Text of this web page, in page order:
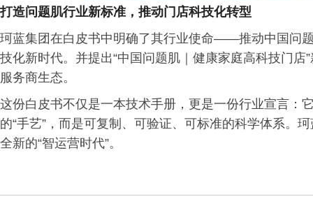
打造问题肌行业新标准，推动门店科技化转型
珂蓝集团在白皮书中明确了其行业使命——推动中国问
技化新时代。并提出“中国问题肌｜健康家庭高科技门店
服务商生态。
这份白皮书不仅是一本技术手册，更是一份行业宣言：
的“手艺”，而是可复制、可验证、可标准的科学体系。
全新的“智运营时代”。